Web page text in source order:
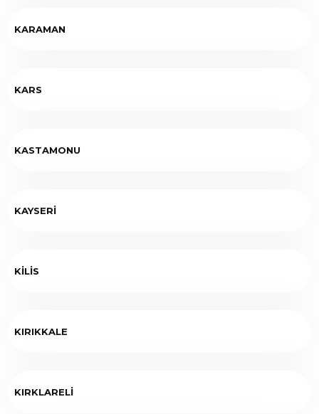
KARAMAN
KARS
KASTAMONU
KAYSERİ
KİLİS
KIRIKKALE
KIRKLARELİ